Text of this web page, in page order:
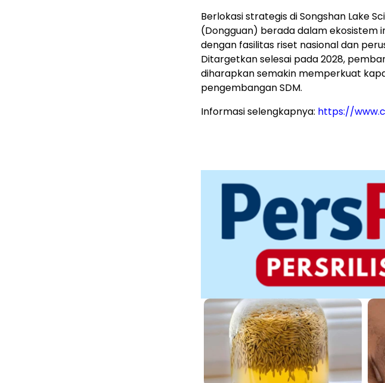
Berlokasi strategis di Songshan Lake
(Dongguan) berada dalam ekosistem
dengan fasilitas riset nasional dan
Ditargetkan selesai pada 2028,
diharapkan semakin memperkuat
pengembangan SDM.
Informasi selengkapnya: https://